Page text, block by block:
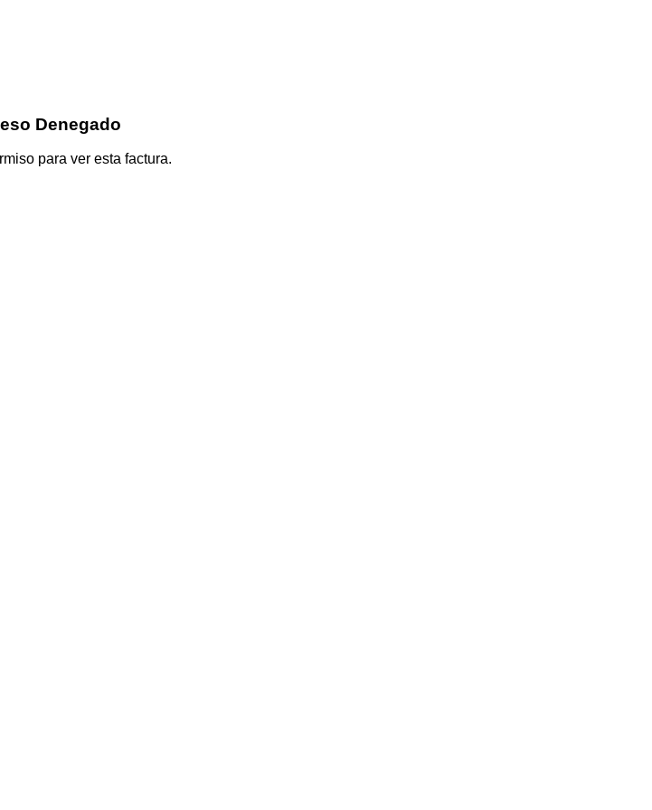
Denegado
para ver esta factura.